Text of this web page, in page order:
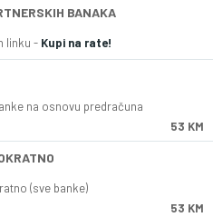
BANAKA
linku - Kupi na rate!
na osnovu predračuna
53 KM
(sve banke)
53 KM